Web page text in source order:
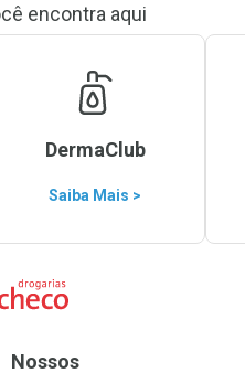
encontra aqui
DermaClub
Saiba Mais >
Nossos